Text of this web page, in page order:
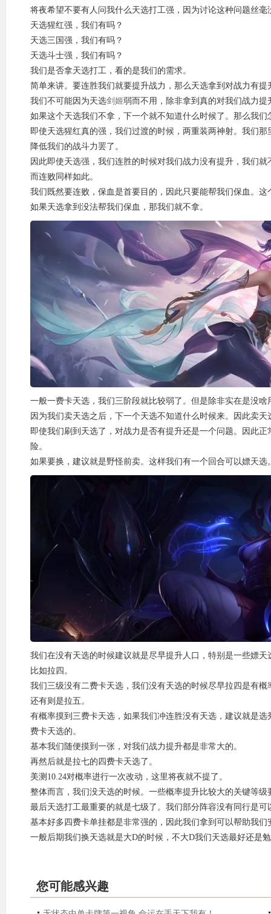
将夜希望不要有人问我什么天选打工强，因为讨论这种问题丝毫
天选猩红强，我们有吗？
天选三国强，我们有吗？
天选斗士强，我们有吗？
我们是否拿天选打工，看的是我们的需求。
简单来讲。要连胜我们就要提升战力，那么天选拿到对战力有提
我们不可能因为天选剑姬弱而不用，除非拿到真的对我们战力提
如果这个天选我们不拿，下一个就不知道什么时候了。那么我们
即使天选猩红真的强，我们过渡的时候，两重装两神射。我们
降低我们的战斗力罢了。
因此即使天选强，我们连胜的时候对我们战力没有提升，我们就
而连败同样如此。
我们既然要连败，保血是首要目的，因此只要能帮我们保血。这
如果天选拿到没法帮我们保血，那我们就不拿。
一般一费卡天选，我们三阶段就比较弱了。但是除非实在是没
因为我们卖天选之后，下一个天选不知道什么时候来。因此卖
即使我们刷到天选了，对战力是否有提升还是一个问题。因此
险。
如果要换，建议就是野怪前卖。这样我们有一个回合可以嫖天选
我们在没有天选的时候建议就是尽早提升人口，特别是一些嫖天
比如拉四。
我们三级没有二费卡天选，我们没有天选的时候尽早拉四是有
还有则是拉五。
有概率摸到三费卡天选，如果我们冲连胜没有天选，建议就是
费卡天选的。
基本我们随便摸到一张，对我们战力提升都是非常大的。
再然后就是拉七的四费卡天选了。
美测10.24对概率进行一次改动，这里将夜就不提了。
整体而言，我们没天选的时候。一些概率提升比较大的关键等级
最后天选打工最重要的就是七级了。我们部分阵容没有同行是
基本好多四费卡单挂都是非常强的，因此我们拿到可以帮助我们
一般后期我们换天选就是大D的时候，不大D我们天选最好还是
您可能感兴趣